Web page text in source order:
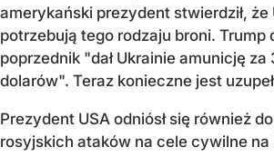
amerykański prezydent stwierdził, że
potrzebują tego rodzaju broni. Trump
poprzednik "dał Ukrainie amunicję
dolarów". Teraz konieczne jest
Prezydent USA odniósł się również
rosyjskich ataków na cele cywilne na